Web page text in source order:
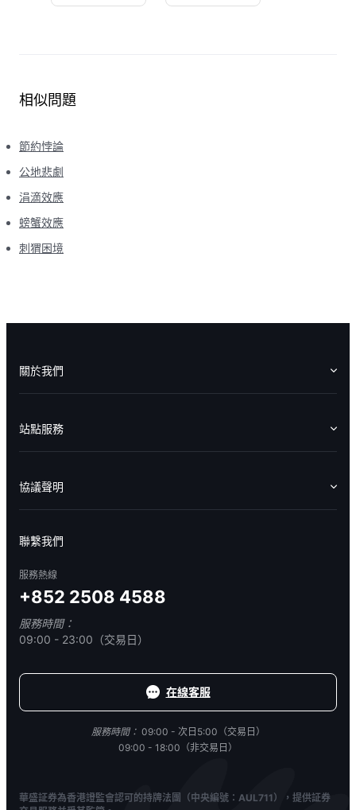
相似問題
節約悖論
公地悲劇
涓滴效應
螃蟹效應
刺猬困境
關於我們
站點服務
協議聲明
聯繫我們
服務熱線
+852 2508 4588
服務時間：
09:00 - 23:00（交易日）
在線客服
服務時間： 09:00 - 次日5:00（交易日）
09:00 - 18:00（非交易日）
華盛証券為香港證監會認可的持牌法團（中央編號：AUL711），提供証券